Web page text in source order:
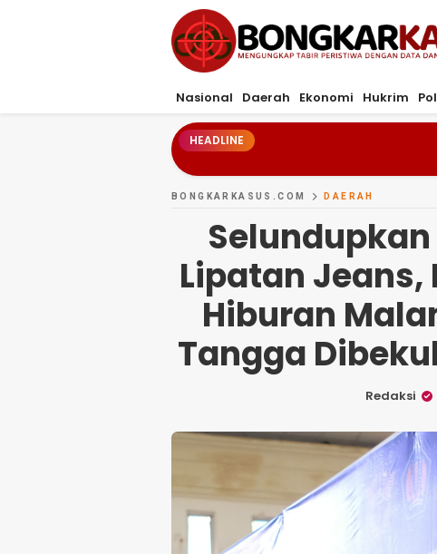
Bongkarkasus.com
Mengungkap Tabir Peristiwa Dengan Data
Nasional Daerah Ekonomi Hukrim
HEADLINE
BONGKARKASUS.COM DAERAH
Lipatan Jeans,
Hiburan
Tangga
Redaksi